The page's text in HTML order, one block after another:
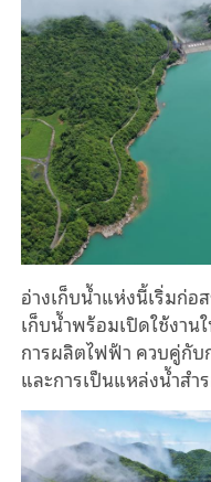
อ่างเก็บน้ำแห่งนี้เริ่มก่อ
เก็บน้ำพร้อมเปิดใช้งา
การผลิตไฟฟ้า ควบคู่กับ
และการเป็นแหล่งน้ำสำ